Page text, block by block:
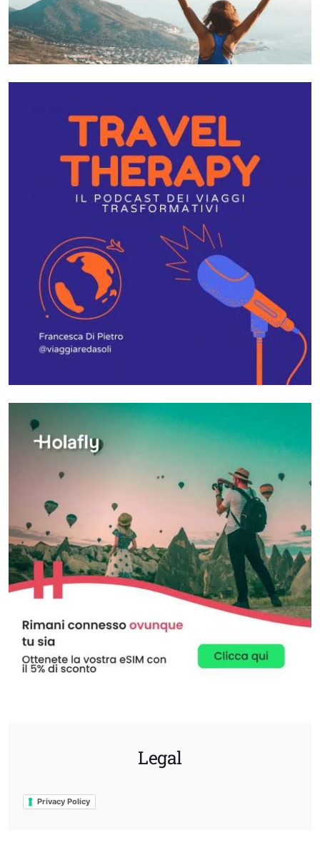
Legal
Privacy Policy